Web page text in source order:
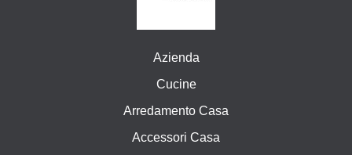
Azienda
Cucine
Arredamento Casa
Accessori Casa